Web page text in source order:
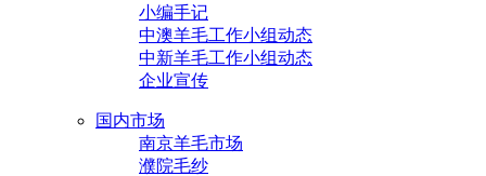
小编手记
中澳羊毛工作小组动态
中新羊毛工作小组动态
企业宣传
国内市场
南京羊毛市场
濮院毛纱